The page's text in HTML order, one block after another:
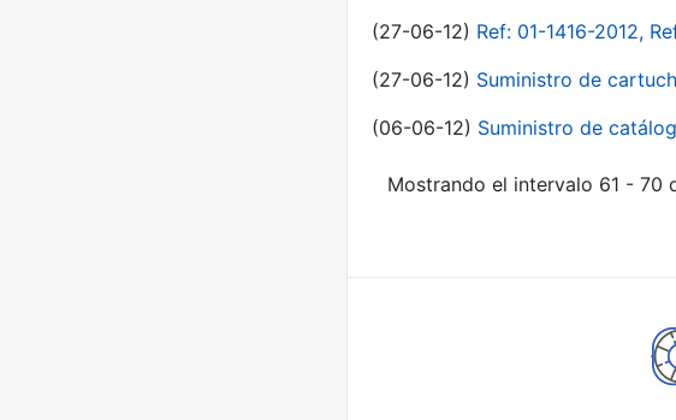
(27-06-12) Ref: 01-1416-2012,
(27-06-12) Suministro de
(06-06-12) Suministro de
Mostrando el intervalo 61 - 70